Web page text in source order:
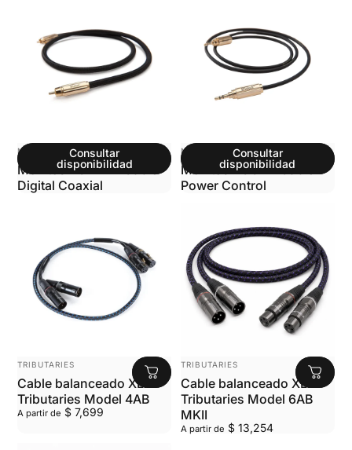
Consultar
disponibilidad
MARCA:
MCINTOSH
McIntosh CDA1M Cable
Digital Coaxial
Consultar
disponibilidad
MARCA:
MCINTOSH
McIntosh CC1M Cable
Power Control
MARCA:
TRIBUTARIES
Cable balanceado XLR
Tributaries Model 4AB
A partir de $ 7,699
MARCA:
TRIBUTARIES
Cable balanceado XLR
Tributaries Model 6AB
MKII
A partir de $ 13,254